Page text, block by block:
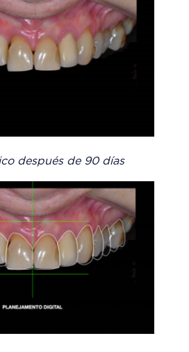
después de 90 días